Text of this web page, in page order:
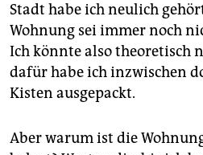
fragen & hilfe
unterstützen
abo
epaper login
Stadt habe ich neulich
Wohnung sei immer noch
Ich könnte also theoretisch
dafür habe ich inzwischen
Kisten ausgepackt.
Aber warum ist die